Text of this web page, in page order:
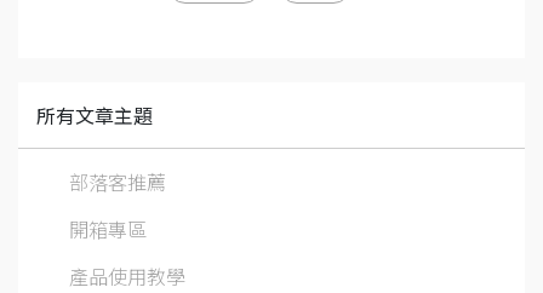
所有文章主題
部落客推薦
開箱專區
產品使用教學